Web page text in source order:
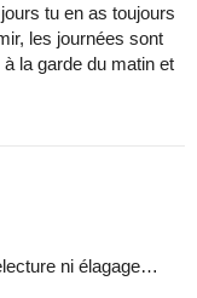
tu en as toujours
les journées sont
la garde du matin et
ni élagage…